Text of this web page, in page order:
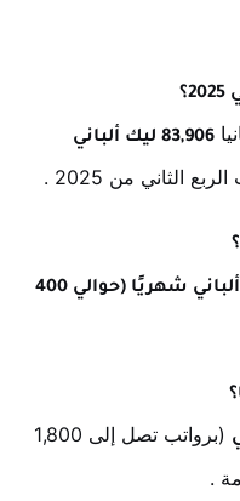
83,906 ليك ألباني
الثاني من 2025 .
40,000 ليك ألباني شهريًا (حوالي 400
(برواتب تصل إلى 1,800
.